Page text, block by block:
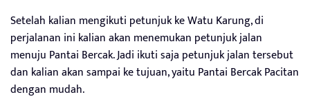
Setelah kalian mengikuti petunjuk ke Watu Karung, di
perjalanan ini kalian akan menemukan petunjuk jalan
menuju Pantai Bercak. Jadi ikuti saja petunjuk jalan tersebut
dan kalian akan sampai ke tujuan, yaitu Pantai Bercak Pacitan
dengan mudah.